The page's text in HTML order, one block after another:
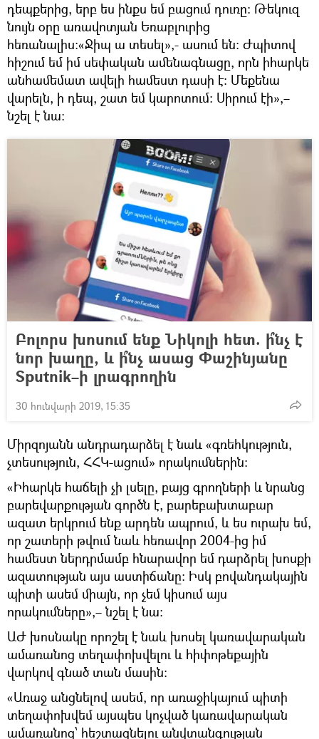
դեպքերից, երբ ես ինքս եմ բացում դուռը։ Թեկուզ
նույն օրը առավոտյան Եռաբլուրից
հեռանալիս։«Ջիպ ա տեսել»,- ասում են։ Ժպիտով
հիշում եմ իմ սեփական ամենագնացը, որն իհարկե
անհամեմատ ավելի համեստ դասի է։ Մեքենա
վարելն, ի դեպ, շատ եմ կարոտում։ Սիրում էի»,–
նշել է նա։
Բոլորս խոսում ենք Նիկոլի հետ. ի՞նչ է
նոր խաղը, և ի՞նչ ասաց Փաշինյանը
Sputnik–ի լրագրողին
30 հունվարի 2019, 15:35
Միրզոյանն անդրադարձել է նաև «գռեհկություն,
չտեսություն, ՀՀԿ-ացում» որակումներին։
«Իհարկե հաճելի չի լսելը, բայց գրողների և նրանց
բարեվարքության գործն է, բարեբախտաբար
ազատ երկրում ենք արդեն ապրում, և ես ուրախ եմ,
որ շատերի թվում նաև հեռավոր 2004-ից իմ
համեստ ներդրմամբ հնարավոր եմ դարձրել խոսքի
ազատության այս աստիճանը։ Իսկ բովանդակային
պիտի ասեմ միայն, որ չեմ կիսում այս
որակումները»,– նշել է նա։
ԱԺ խոսնակը որոշել է նաև խոսել կառավարական
ամառանոց տեղափոխվելու և հիփոթեքային
վարկով գնած տան մասին։
«Առաջ անցնելով ասեմ, որ առաջիկայում պիտի
տեղափոխվեմ այսպես կոչված կառավարական
ամառանոց՝ հեշտացնելու անվտանգության